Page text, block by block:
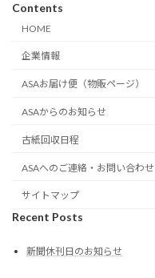
Contents
HOME
企業情報
ASAお届け便（物販ページ）
ASAからのお知らせ
古紙回収日程
ASAへのご連絡・お問い合わせ
サイトマップ
Recent Posts
新聞休刊日のお知らせ